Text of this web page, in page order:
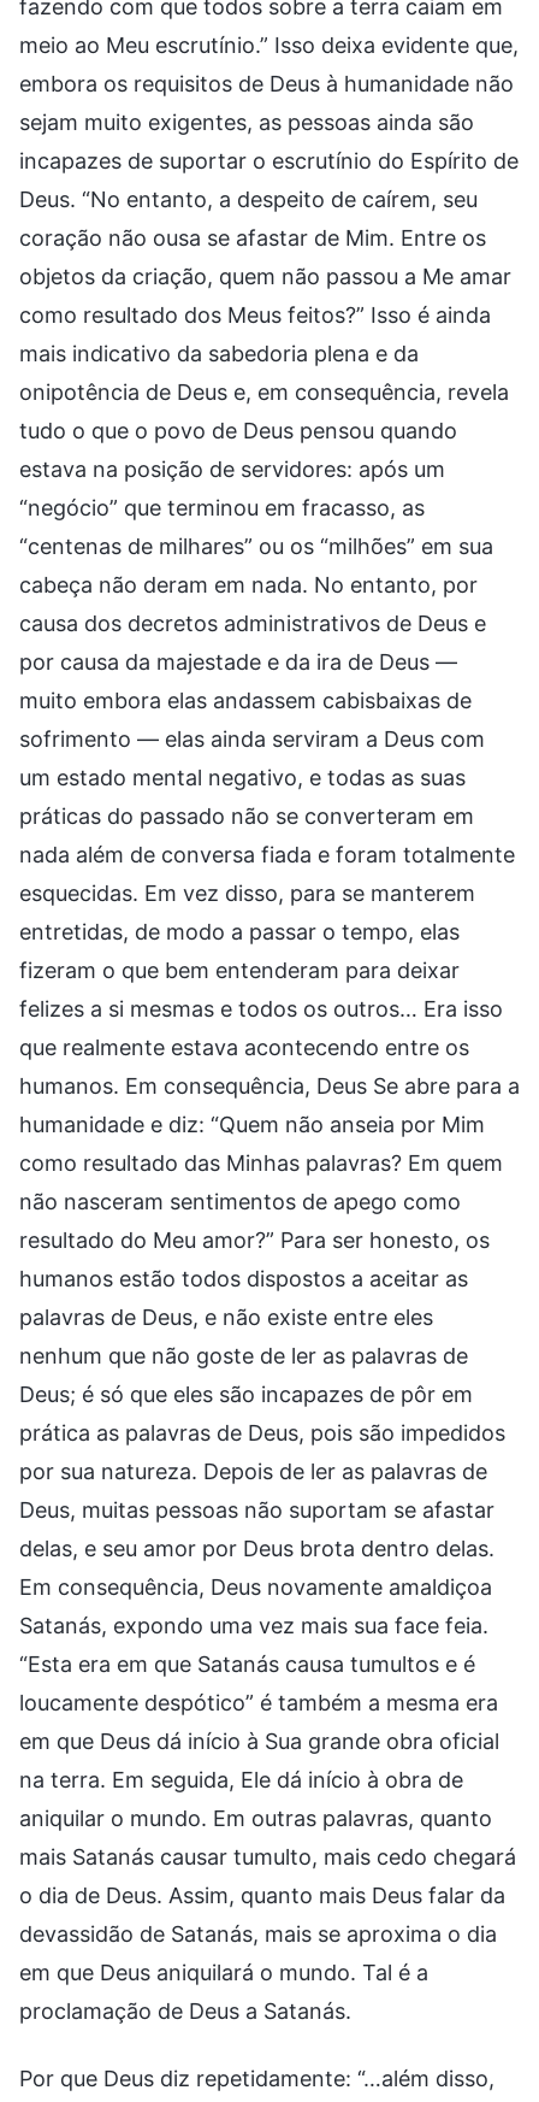
fazendo com que todos sobre a terra caiam em
meio ao Meu escrutínio.” Isso deixa evidente que,
embora os requisitos de Deus à humanidade não
sejam muito exigentes, as pessoas ainda são
incapazes de suportar o escrutínio do Espírito de
Deus. “No entanto, a despeito de caírem, seu
coração não ousa se afastar de Mim. Entre os
objetos da criação, quem não passou a Me amar
como resultado dos Meus feitos?” Isso é ainda
mais indicativo da sabedoria plena e da
onipotência de Deus e, em consequência, revela
tudo o que o povo de Deus pensou quando
estava na posição de servidores: após um
“negócio” que terminou em fracasso, as
“centenas de milhares” ou os “milhões” em sua
cabeça não deram em nada. No entanto, por
causa dos decretos administrativos de Deus e
por causa da majestade e da ira de Deus —
muito embora elas andassem cabisbaixas de
sofrimento — elas ainda serviram a Deus com
um estado mental negativo, e todas as suas
práticas do passado não se converteram em
nada além de conversa fiada e foram totalmente
esquecidas. Em vez disso, para se manterem
entretidas, de modo a passar o tempo, elas
fizeram o que bem entenderam para deixar
felizes a si mesmas e todos os outros… Era isso
que realmente estava acontecendo entre os
humanos. Em consequência, Deus Se abre para a
humanidade e diz: “Quem não anseia por Mim
como resultado das Minhas palavras? Em quem
não nasceram sentimentos de apego como
resultado do Meu amor?” Para ser honesto, os
humanos estão todos dispostos a aceitar as
palavras de Deus, e não existe entre eles
nenhum que não goste de ler as palavras de
Deus; é só que eles são incapazes de pôr em
prática as palavras de Deus, pois são impedidos
por sua natureza. Depois de ler as palavras de
Deus, muitas pessoas não suportam se afastar
delas, e seu amor por Deus brota dentro delas.
Em consequência, Deus novamente amaldiçoa
Satanás, expondo uma vez mais sua face feia.
“Esta era em que Satanás causa tumultos e é
loucamente despótico” é também a mesma era
em que Deus dá início à Sua grande obra oficial
na terra. Em seguida, Ele dá início à obra de
aniquilar o mundo. Em outras palavras, quanto
mais Satanás causar tumulto, mais cedo chegará
o dia de Deus. Assim, quanto mais Deus falar da
devassidão de Satanás, mais se aproxima o dia
em que Deus aniquilará o mundo. Tal é a
proclamação de Deus a Satanás.
Por que Deus diz repetidamente: “…além disso,